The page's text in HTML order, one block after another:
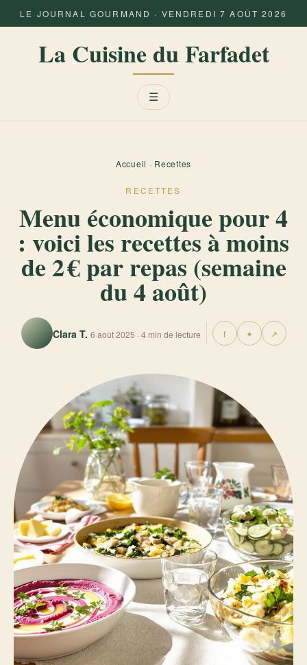
LE JOURNAL GOURMAND · VENDREDI 7 AOÛT 2026
La Cuisine du Farfadet
Menu
☰
Accueil · Recettes
RECETTES
Menu économique pour 4
: voici les recettes à moins
de 2 € par repas (semaine
du 4 août)
Clara T. 6 août 2025 · 4 min de lecture f ✦ ↗